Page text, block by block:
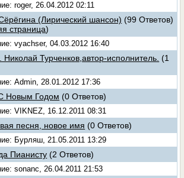
roger, 26.04.2012 02:11
(Лирический шансон) (99 Ответов)
страница)
vyachser, 04.03.2012 16:40
Турченков,автор-исполнитель. (1
Admin, 28.01.2012 17:36
Новым Годом (0 Ответов)
VIKNEZ, 16.12.2011 08:31
песня, новое имя (0 Ответов)
Бурляш, 21.05.2011 13:29
Пианисту (2 Ответов)
sonanc, 26.04.2011 21:53